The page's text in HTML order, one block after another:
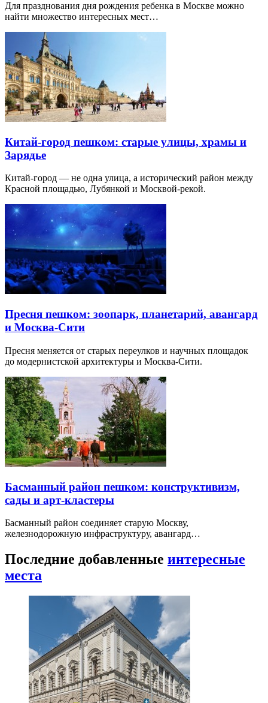
Для празднования дня рождения ребенка в Москве можно
найти множество интересных мест…
Китай-город пешком: старые улицы, храмы и
Зарядье
Китай-город — не одна улица, а исторический район между
Красной площадью, Лубянкой и Москвой-рекой.
Пресня пешком: зоопарк, планетарий, авангард
и Москва-Сити
Пресня меняется от старых переулков и научных площадок
до модернистской архитектуры и Москва-Сити.
Басманный район пешком: конструктивизм,
сады и арт-кластеры
Басманный район соединяет старую Москву,
железнодорожную инфраструктуру, авангард…
Последние добавленные интересные
места